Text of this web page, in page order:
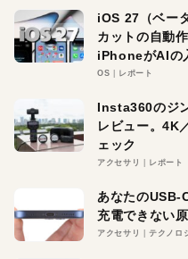
iOS 27（ベー
カットの自動
iPhoneがAIの
OS レポート
Insta360のジ
レビュー。4K
ェック
アクセサリ レポート
あなたのUSB-
充電できない
アクセサリ テクノロ